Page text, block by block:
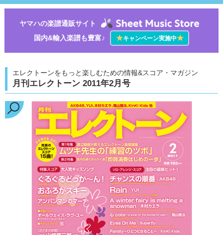
ヤマハの楽譜通販サイト
国内&輸入楽譜も豊富♪
★キャンペーン実施中★
エレクトーンをもっと楽しむための情報&スコア・マガジン
月刊エレクトーン 2011年2月号